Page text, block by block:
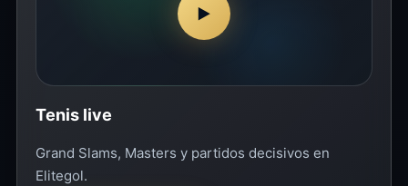
▶
Tenis live
Grand Slams, Masters y partidos decisivos en
Elitegol.